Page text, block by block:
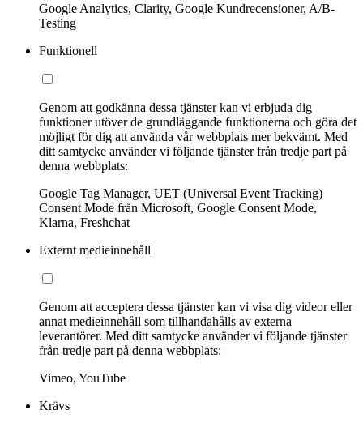
Google Analytics, Clarity, Google Kundrecensioner, A/B-
Testing
Funktionell
Genom att godkänna dessa tjänster kan vi erbjuda dig
funktioner utöver de grundläggande funktionerna och göra det
möjligt för dig att använda vår webbplats mer bekvämt. Med
ditt samtycke använder vi följande tjänster från tredje part på
denna webbplats:
Google Tag Manager, UET (Universal Event Tracking)
Consent Mode från Microsoft, Google Consent Mode,
Klarna, Freshchat
Externt medieinnehåll
Genom att acceptera dessa tjänster kan vi visa dig videor eller
annat medieinnehåll som tillhandahålls av externa
leverantörer. Med ditt samtycke använder vi följande tjänster
från tredje part på denna webbplats:
Vimeo, YouTube
Krävs